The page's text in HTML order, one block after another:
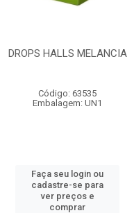
DROPS HALLS MELANCIA
Código: 63535
Embalagem: UN1
Faça seu login ou
cadastre-se para
ver preços e
comprar